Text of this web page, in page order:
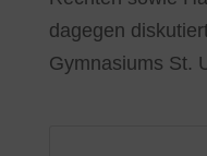
dagegen
Gymnasiums St.